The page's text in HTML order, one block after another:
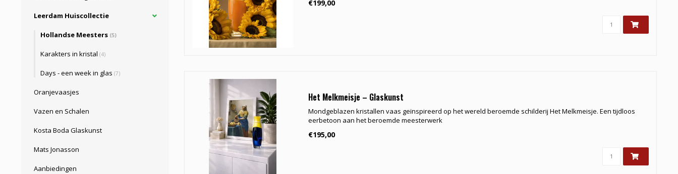
Leerdam Huiscollectie
Hollandse Meesters (5)
Karakters in kristal (4)
Days - een week in glas (7)
Oranjevaasjes
Vazen en Schalen
Kosta Boda Glaskunst
Mats Jonasson
Aanbiedingen
€199,00
Het Melkmeisje – Glaskunst
Mondgeblazen kristallen vaas geïnspireerd op het wereld beroemde schilderij Het Melkmeisje. Een tijdloos
eerbetoon aan het beroemde meesterwerk
€195,00